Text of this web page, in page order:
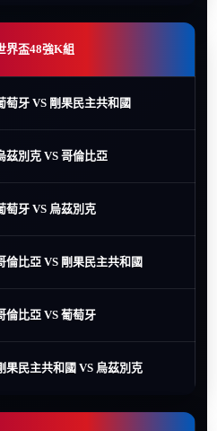
界盃48強K組
萄牙 VS 剛果民主共和國
茲別克 VS 哥倫比亞
萄牙 VS 烏茲別克
倫比亞 VS 剛果民主共和國
倫比亞 VS 葡萄牙
果民主共和國 VS 烏茲別克